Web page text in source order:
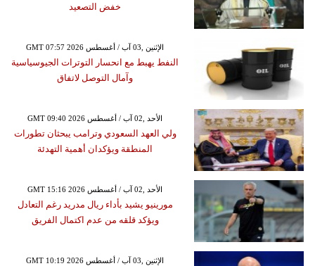
خفض التصعيد
GMT 07:57 2026 الإثنين ,03 آب / أغسطس
النفط يهبط مع انحسار التوترات الجيوسياسية
وآمال التوصل لاتفاق
GMT 09:40 2026 الأحد ,02 آب / أغسطس
ولي العهد السعودي وترامب يبحثان تطورات
المنطقة ويؤكدان أهمية التهدئة
GMT 15:16 2026 الأحد ,02 آب / أغسطس
مورينيو يشيد بأداء ريال مدريد رغم التعادل
ويؤكد قلقه من عدم اكتمال الفريق
GMT 10:19 2026 الإثنين ,03 آب / أغسطس